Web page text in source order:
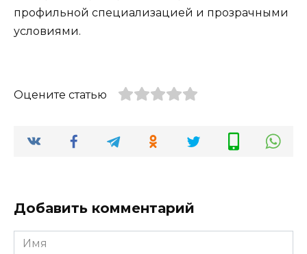
профильной специализацией и прозрачными
условиями.
Оцените статью
Добавить комментарий
Имя